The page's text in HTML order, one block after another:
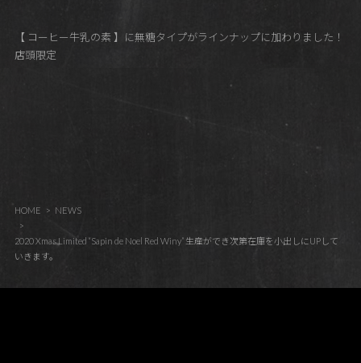
【 コーヒー牛乳の素 】に無糖タイプがラインナップに加わりました！
店頭限定
HOME NEWS
2020 Xmas Limited “Sapin de Noel Red Winy” 生産ができ次第在庫を小出しにUPして
いきます。